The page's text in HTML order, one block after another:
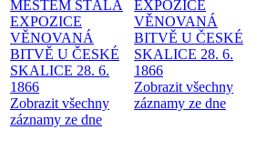
MĚSTEM STÁLÁ
EXPOZICE
VĚNOVANÁ
BITVĚ U ČESKÉ
SKALICE 28. 6.
1866
Zobrazit všechny
záznamy ze dne
EXPOZICE
VĚNOVANÁ
BITVĚ U ČESKÉ
SKALICE 28. 6.
1866
Zobrazit všechny
záznamy ze dne